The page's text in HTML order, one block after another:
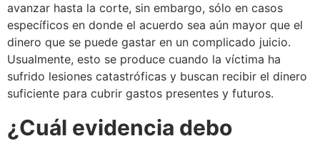
avanzar hasta la corte, sin embargo, sólo en casos
específicos en donde el acuerdo sea aún mayor que el
dinero que se puede gastar en un complicado juicio.
Usualmente, esto se produce cuando la víctima ha
sufrido lesiones catastróficas y buscan recibir el dinero
suficiente para cubrir gastos presentes y futuros.
¿Cuál evidencia debo